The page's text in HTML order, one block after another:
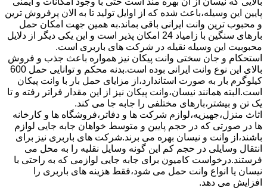
پایین این وسیله،باعث شده که از اوایل تولید تا به الان پرفروش ترین
و محبوب ترین وانت ایرانی باقی بماند.به همین جهت امکان حمل
بارهای سنگین با زامیاد 24 امکان پذیر است و این یکی دیگر از دلایل
محبوبیت این وسیله نقیله در شرکت های باربری است.
استحکام و جان سختی وانت پیکان نیز همواره باعث جذب و فروش
بالای این نوع وانت ایرانی بوده است.بدنه محکم و توانایی حمل 600
کیلوگرم بار به صورت استاندارد،از مزایای حمل بار با وانت پیکان
است.البته همانند نیسان،وانت پیکان نیز از این مقدار فراتر رفته و تا
یک تن و بیشتر،بارهای مختلفی را جابه جا می کند.
اثاث منزل،جهیزیه،لوازم شرکت ها و دفاتر،فروشگاه ها و کارخانه
ها در صورتی که در حجم پایین و متوسط خواهان جابه جایی لوازم
باشند،از وانت و نیسان بهره می برند.شرکت های باربری نیز برای
انتقال وسایلی در حجم کم این گونه وسایل نقلیه را به محل می
فرستند.درخواست کامیون برای جابه جایی لوازمی که به راحتی با
نیسان یا انواع وانت حمل می شود،فقط هزینه های باربری را
افزایش می دهد.